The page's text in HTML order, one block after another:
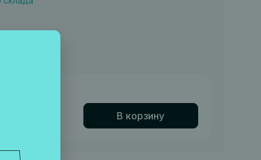
В корзину